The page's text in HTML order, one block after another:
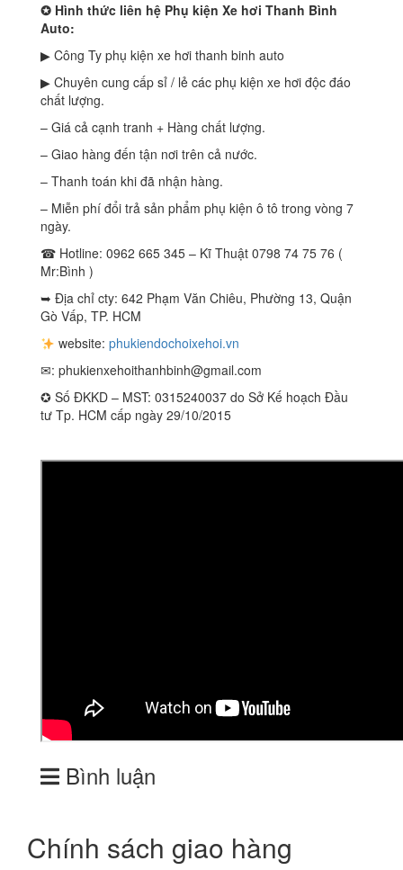
✪ Hình thức liên hệ Phụ kiện Xe hơi Thanh Bình
Auto:
▶ Công Ty phụ kiện xe hơi thanh binh auto
▶ Chuyên cung cấp sỉ / lẻ các phụ kiện xe hơi độc đáo
chất lượng.
– Giá cả cạnh tranh + Hàng chất lượng.
– Giao hàng đến tận nơi trên cả nước.
– Thanh toán khi đã nhận hàng.
– Miễn phí đổi trả sản phẩm phụ kiện ô tô trong vòng 7
ngày.
☎ Hotline: 0962 665 345 – Kĩ Thuật 0798 74 75 76 (
Mr:Bình )
➥ Địa chỉ cty: 642 Phạm Văn Chiêu, Phường 13, Quận
Gò Vấp, TP. HCM
website: phukiendochoixehoi.vn
✉: phukienxehoithanhbinh@gmail.com
✪ Số ĐKKD – MST: 0315240037 do Sở Kế hoạch Đầu
tư Tp. HCM cấp ngày 29/10/2015
Bình luận
Chính sách giao hàng